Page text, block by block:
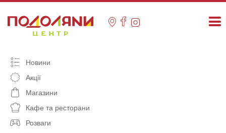
content
Новини
Акції
Магазини
Кафе та ресторани
Розваги